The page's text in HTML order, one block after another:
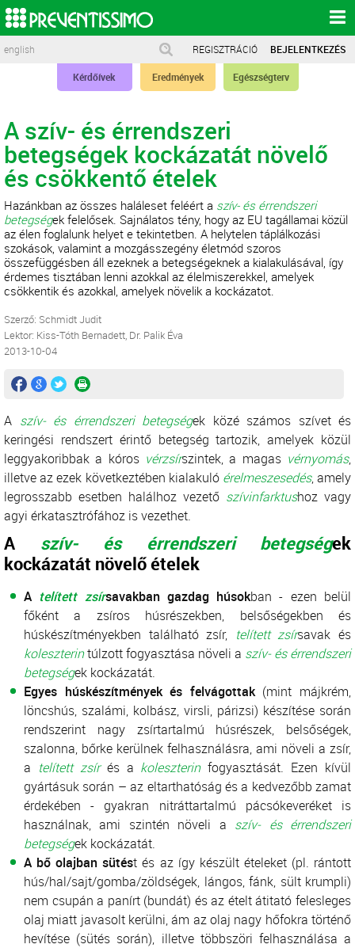
english REGISZTRÁCIÓ BEJELENTKEZÉS
Kérdőívek Eredmények Egészségterv
A szív- és érrendszeri
betegségek kockázatát növelő
és csökkentő ételek
Hazánkban az összes haláleset feléért a szív- és érrendszeri
betegségek felelősek. Sajnálatos tény, hogy az EU tagállamai közül
az élen foglalunk helyet e tekintetben. A helytelen táplálkozási
szokások, valamint a mozgásszegény életmód szoros
összefüggésben áll ezeknek a betegségeknek a kialakulásával, így
érdemes tisztában lenni azokkal az élelmiszerekkel, amelyek
csökkentik és azokkal, amelyek növelik a kockázatot.
Szerző: Schmidt Judit
Lektor: Kiss-Tóth Bernadett, Dr. Palik Éva
2013-10-04
A szív- és érrendszeri betegségek közé számos szívet és
keringési rendszert érintő betegség tartozik, amelyek közül
leggyakoribbak a kóros vérzsírszintek, a magas vérnyomás,
illetve az ezek következtében kialakuló érelmeszesedés, amely
legrosszabb esetben halálhoz vezető szívinfarktushoz vagy
agyi érkatasztrófához is vezethet.
A szív- és érrendszeri betegségek
kockázatát növelő ételek
A telített zsírsavakban gazdag húsokban - ezen belül
főként a zsíros húsrészekben, belsőségekben és
húskészítményekben található zsír, telített zsírsavak és
koleszterintúlzott fogyasztása növeli a szív- és érrendszeri
betegségek kockázatát.
Egyes húskészítmények és felvágottak(mint májkrém,
löncshús, szalámi, kolbász, virsli, párizsi) készítése során
rendszerint nagy zsírtartalmú húsrészek, belsőségek,
szalonna, bőrke kerülnek felhasználásra, ami növeli a zsír,
a telített zsírés a koleszterinfogyasztását. Ezen kívül
gyártásuk során – az eltarthatóság és a kedvezőbb zamat
érdekében - gyakran nitráttartalmú pácsókeveréket is
használnak, ami szintén növeli a szív- és érrendszeri
betegségek kockázatát.
A bő olajban sütést és az így készült ételeket (pl. rántott
hús/hal/sajt/gomba/zöldségek, lángos, fánk, sült krumpli)
nem csupán a panírt (bundát) és az ételt átitató felesleges
olaj miatt javasolt kerülni, ám az olaj nagy hőfokra történő
hevítése (sütés során), illetve többszöri felhasználása a